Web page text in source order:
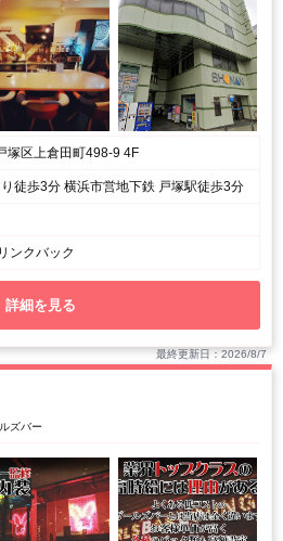
塚区上倉田町498-9 4F
徒歩3分 横浜市営地下鉄 戸塚駅徒歩3分
ンクバック
詳細を見る
最終更新日：2026/8/7
ズバー